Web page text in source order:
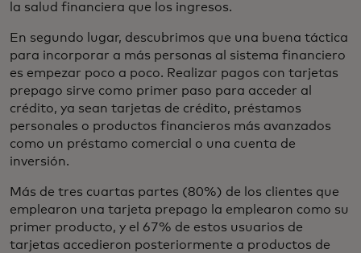
la salud financiera que los ingresos.
En segundo lugar, descubrimos que una buena táctica
para incorporar a más personas al sistema financiero
es empezar poco a poco. Realizar pagos con tarjetas
prepago sirve como primer paso para acceder al
crédito, ya sean tarjetas de crédito, préstamos
personales o productos financieros más avanzados
como un préstamo comercial o una cuenta de
inversión.
Más de tres cuartas partes (80%) de los clientes que
emplearon una tarjeta prepago la emplearon como su
primer producto, y el 67% de estos usuarios de
tarjetas accedieron posteriormente a productos de